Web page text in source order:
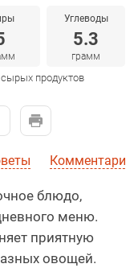
Углеводы
5.3
грамм
продуктов
Комментарии
блюдо,
меню.
приятную
овощей.